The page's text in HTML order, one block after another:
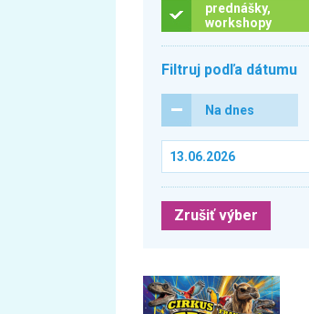
prednášky,
workshopy
Filtruj podľa dátumu
Na dnes
Zrušiť výber